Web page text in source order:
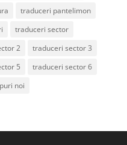
traduceri pantelimon
traduceri sector
2
traduceri sector 3
5
traduceri sector 6
noi